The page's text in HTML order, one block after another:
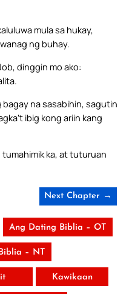
mula sa hukay,
ng buhay.
dinggin mo ako:
bagay na sasabihin, sagutin
ibig kong ariin kang
ka, at tuturuan
Next Chapter →
Ang Dating Biblia – OT
– NT
Kawikaan